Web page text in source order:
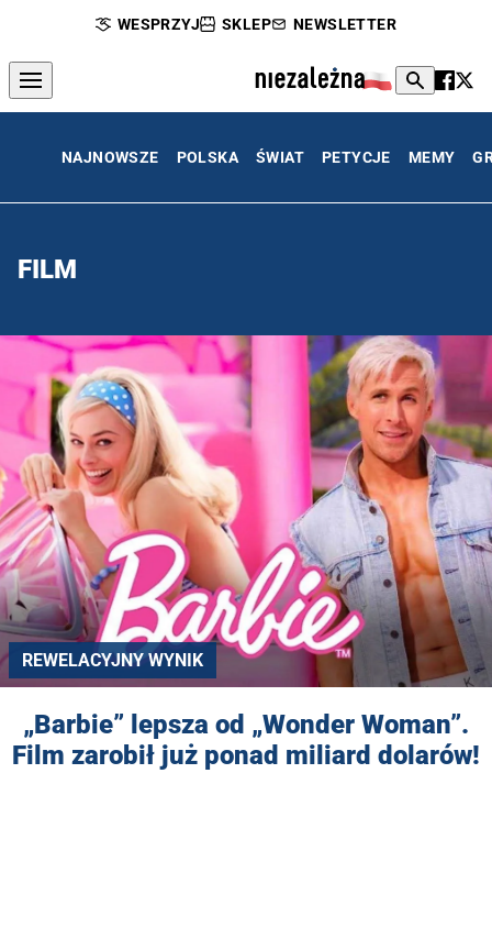
WESPRZYJ SKLEP NEWSLETTER
NAJNOWSZE POLSKA ŚWIAT PETYCJE MEMY
FILM
REWELACYJNY WYNIK
„Barbie” lepsza od „Wonder Woman”.
Film zarobił już ponad miliard dolarów!